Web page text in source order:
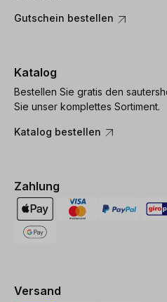
Gutschein bestellen
Katalog
Bestellen Sie gratis den
Sie unser komplettes Sortiment.
Katalog bestellen
Zahlung
Versand